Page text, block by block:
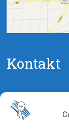
Kontakt
Jugendleiter:
Manuel Straub
Telefon: 0159 /